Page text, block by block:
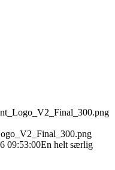
09:53:00En helt særlig